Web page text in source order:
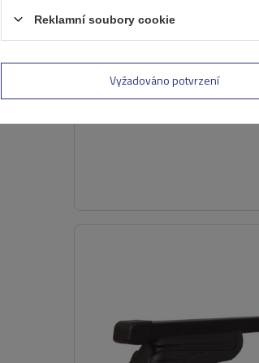
Reklamní soubory cookie
Vyžadováno potvrzení